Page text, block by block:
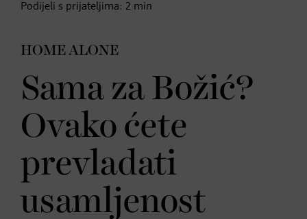
Podijeli s prijateljima: 2 min
HOME ALONE
Sama za Božić?
Ovako ćete
prevladati
usamljenost